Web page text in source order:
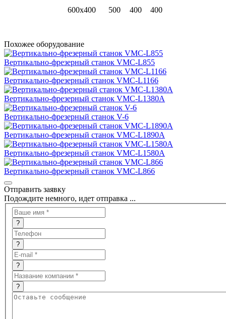
600х400 500 400 400
Похожее оборудование
Вертикально-фрезерный станок VMC-L855
Вертикально-фрезерный станок VMC-L1166
Вертикально-фрезерный станок VMC-L1380A
Вертикально-фрезерный станок V-6
Вертикально-фрезерный станок VMC-L1890A
Вертикально-фрезерный станок VMC-L1580A
Вертикально-фрезерный станок VMC-L866
Отправить заявку
Подождите немного, идет отправка ...
?
?
?
?